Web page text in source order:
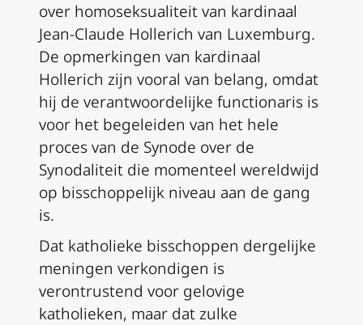
over homoseksualiteit van kardinaal
Jean-Claude Hollerich van Luxemburg.
De opmerkingen van kardinaal
Hollerich zijn vooral van belang, omdat
hij de verantwoordelijke functionaris is
voor het begeleiden van het hele
proces van de Synode over de
Synodaliteit die momenteel wereldwijd
op bisschoppelijk niveau aan de gang
is.
Dat katholieke bisschoppen dergelijke
meningen verkondigen is
verontrustend voor gelovige
katholieken, maar dat zulke